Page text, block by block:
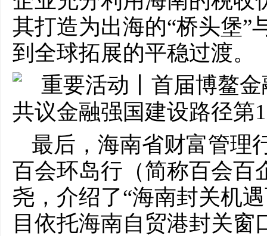
其打造为出海的“桥头堡”
到全球拓展的平稳过渡。
最后，海南省财富管理
百会环岛行（简称百会百
尧，介绍了“海南封关机
目依托海南自贸港封关